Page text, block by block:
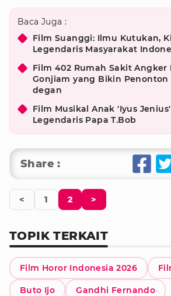
Baca Juga :
Film Suanggi: Ilmu Kutukan,
Legendaris Masyarakat
Film 402 Rumah Sakit Angker
Gonjiam yang Bikin Penonton
degan
Film Musikal Anak 'Iyus
Legendaris Papa T.Bob
Share :
< 1 2 >
TOPIK TERKAIT
Film Horor Indonesia 2026
Buto Ijo Gandhi Fernando